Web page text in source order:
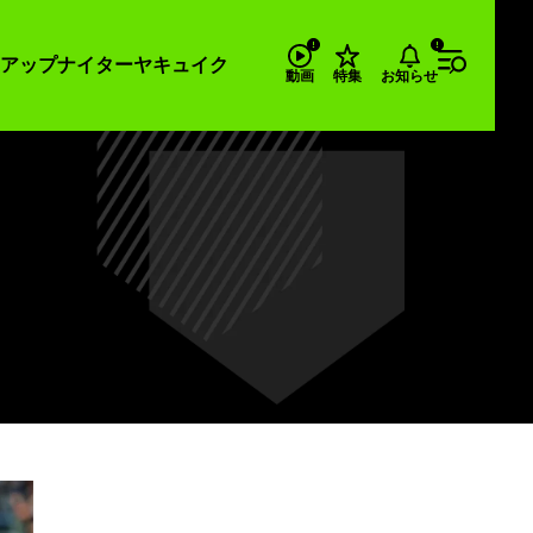
ップナイターヤキュイク
動画 特集 お知らせ